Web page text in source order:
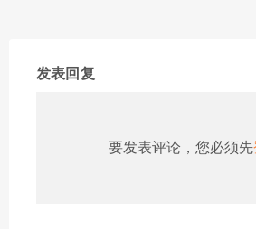
发表回复
要发表评论，您必须先